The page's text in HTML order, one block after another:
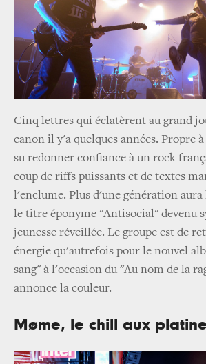
Cinq lettres qui éclatèrent au grand
canon il y'a quelques années. Propre
su redonner confiance à un rock
coup de riffs puissants et de textes
l'enclume. Plus d'une génération aura
le titre éponyme "Antisocial" devenu
jeunesse réveillée. Le groupe est de
énergie qu'autrefois pour le nouvel
sang" à l'occasion du "Au nom de la
annonce la couleur.
Møme, le chill aux